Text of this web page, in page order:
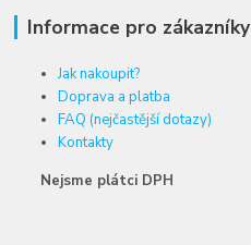
Informace pro zákazníky
Jak nakoupit?
Doprava a platba
FAQ (nejčastější dotazy)
Kontakty
Nejsme plátci DPH